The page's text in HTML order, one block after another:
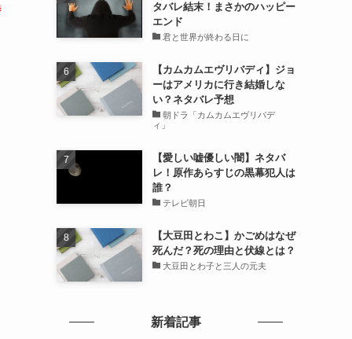
タバレ結末！まさかのハッピー
エンド
君と世界が終わる日に
【カムカムエヴリバディ】ジョ
ーはアメリカに行き結婚しな
い？ネタバレ予想
朝ドラ「カムカムエヴリバデ
ィ」
【愛しい嘘優しい闇】ネタバ
レ！原作あらすじの黒幕犯人は
誰？
テレビ朝日
【大豆田とわこ】かごめはなぜ
死んだ？死の理由と伏線とは？
大豆田とわ子と三人の元夫
新着記事